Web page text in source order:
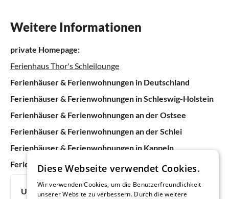
Weitere Informationen
private Homepage:
Ferienhaus Thor's Schleilounge
Ferienhäuser & Ferienwohnungen in Deutschland
Ferienhäuser & Ferienwohnungen in Schleswig-Holstein
Ferienhäuser & Ferienwohnungen an der Ostsee
Ferienhäuser & Ferienwohnungen an der Schlei
Ferienhäuser & Ferienwohnungen in Kappeln
Ferienhäuser & Ferienwohnungen in Olpenitz
Urlaubsideen:
Urlaub mit Hund
Diese Webseite verwendet Cookies.
Wir verwenden Cookies, um die Benutzerfreundlichkeit
unserer Website zu verbessern. Durch die weitere